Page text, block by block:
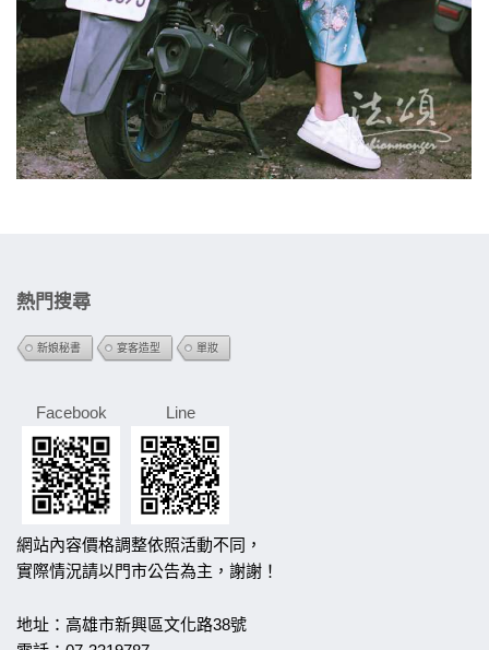
熱門搜尋
新娘秘書 宴客造型 單妝
Facebook Line
網站內容價格調整依照活動不同，
實際情況請以門市公告為主，謝謝！
地址：高雄市新興區文化路38號